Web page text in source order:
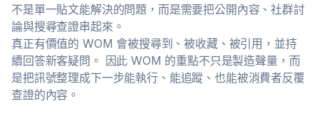
不是單一貼文能解決的問題，而是需要把公開內容、社群討
論與搜尋查證串起來。
真正有價值的 WOM 會被搜尋到、被收藏、被引用，並持
續回答新客疑問。 因此 WOM 的重點不只是製造聲量，而
是把訊號整理成下一步能執行、能追蹤、也能被消費者反覆
查證的內容。